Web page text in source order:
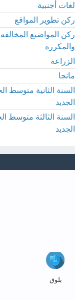
لغات أجنبية
ركن تطوير المواقع
ركن المواضيع المخالفه
والمكرره
الزراعة
مانجا
السنة الثانية متوسط
الجديد
السنة الثالثة متوسط
الجديد